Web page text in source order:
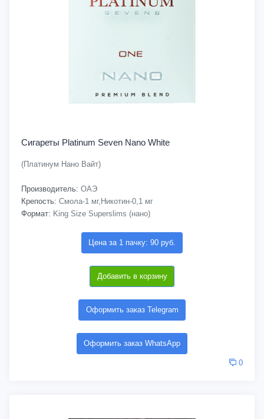
Сигареты Platinum Seven Nano White
(Платинум Нано Вайт)
Производитель: ОАЭ
Крепость: Смола-1 мг,Никотин-0,1 мг
Формат: King Size Superslims (нано)
Цена за 1 пачку: 90 руб.
Добавить в корзину
Оформить заказ Telegram
Оформить заказ WhatsApp
0